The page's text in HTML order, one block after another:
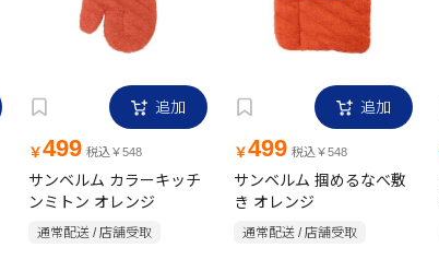
追加
￥499 税込￥548
サンベルム カラーキッチ
ンミトン オレンジ
通常配送 / 店舗受取
追加
￥499 税込￥548
サンベルム 掴めるなべ敷
き オレンジ
通常配送 / 店舗受取